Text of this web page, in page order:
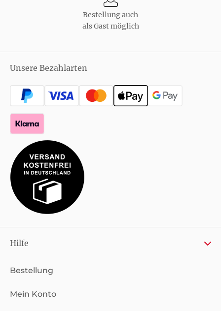
Bestellung auch
als Gast möglich
Unsere Bezahlarten
Hilfe
Bestellung
Mein Konto